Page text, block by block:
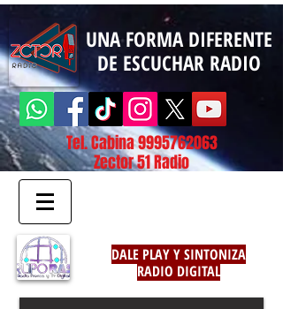
UNA FORMA DIFERENTE
DE ESCUCHAR RADIO
Tel. Cabina9995762063
Zector 51 Radio
DALE PLAY Y SINTONIZA
RADIO DIGITAL